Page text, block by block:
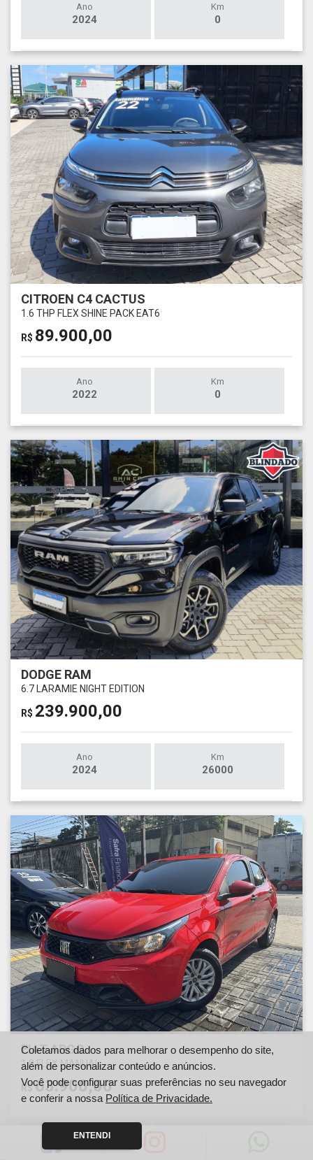
Ano
2024
Km
0
CITROEN C4 CACTUS
1.6 THP FLEX SHINE PACK EAT6
R$ 89.900,00
Ano
2022
Km
0
DODGE RAM
6.7 LARAMIE NIGHT EDITION
R$ 239.900,00
Ano
2024
Km
26000
FIAT ARGO
1.0 FLEX MANUAL
R$63.900,00
Ano
Coletamos dados para melhorar o desempenho do site,
além de personalizar conteúdo e anúncios.
Você pode configurar suas preferências no seu navegador
e conferir a nossa Política de Privacidade.
ENTENDI